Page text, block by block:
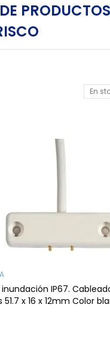
En
IP67.
x 16 x 12mm Color